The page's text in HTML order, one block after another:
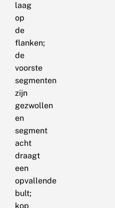
laag
op
de
flanken;
de
voorste
segmenten
zijn
gezwollen
en
segment
acht
draagt
een
opvallende
bult;
kop